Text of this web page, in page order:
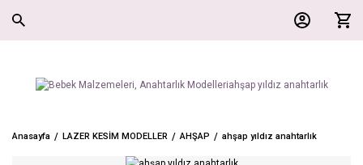
Anasayfa LAZER KESİM MODELLER AHŞAP ahşap yıldız anahtarlık